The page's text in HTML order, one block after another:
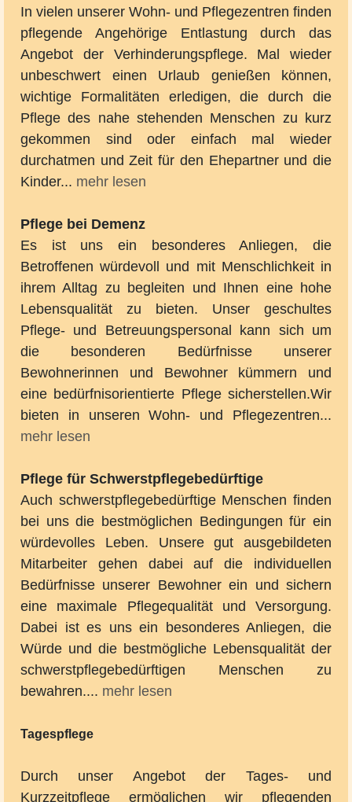
In vielen unserer Wohn- und Pflegezentren finden
pflegende Angehörige Entlastung durch das
Angebot der Verhinderungspflege. Mal wieder
unbeschwert einen Urlaub genießen können,
wichtige Formalitäten erledigen, die durch die
Pflege des nahe stehenden Menschen zu kurz
gekommen sind oder einfach mal wieder
durchatmen und Zeit für den Ehepartner und die
Kinder... mehr lesen
Pflege bei Demenz
Es ist uns ein besonderes Anliegen, die
Betroffenen würdevoll und mit Menschlichkeit in
ihrem Alltag zu begleiten und Ihnen eine hohe
Lebensqualität zu bieten. Unser geschultes
Pflege- und Betreuungspersonal kann sich um
die besonderen Bedürfnisse unserer
Bewohnerinnen und Bewohner kümmern und
eine bedürfnisorientierte Pflege sicherstellen.Wir
bieten in unseren Wohn- und Pflegezentren...
mehr lesen
Pflege für Schwerstpflegebedürftige
Auch schwerstpflegebedürftige Menschen finden
bei uns die bestmöglichen Bedingungen für ein
würdevolles Leben. Unsere gut ausgebildeten
Mitarbeiter gehen dabei auf die individuellen
Bedürfnisse unserer Bewohner ein und sichern
eine maximale Pflegequalität und Versorgung.
Dabei ist es uns ein besonderes Anliegen, die
Würde und die bestmögliche Lebensqualität der
schwerstpflegebedürftigen Menschen zu
bewahren.... mehr lesen
Tagespflege
Durch unser Angebot der Tages- und
Kurzzeitpflege ermöglichen wir pflegenden